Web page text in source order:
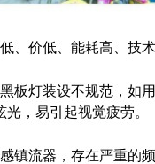
、价低、能耗高、技
板灯装设不规范，如
，易引起视觉疲劳。
镇流器，存在严重的频